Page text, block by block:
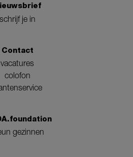
schrijf je in
Contact
vacatures
colofon
gezinnen